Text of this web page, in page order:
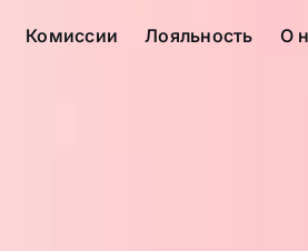
Комиссии Лояльность О